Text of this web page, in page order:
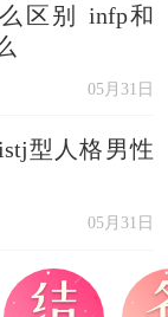
区别 infp和
05月31日
型人格男性
05月31日